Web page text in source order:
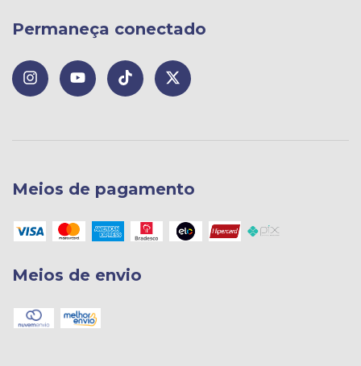
Permaneça conectado
Meios de pagamento
Meios de envio